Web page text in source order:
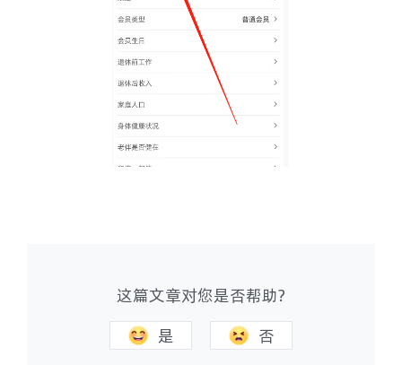
这篇文章对您是否帮助?
是
否